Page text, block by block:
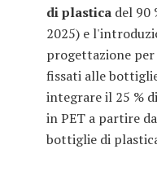
di plastica del 90
2025) e
progettazione
fissati alle
integrare il 25 %
in PET a partire
bottiglie di